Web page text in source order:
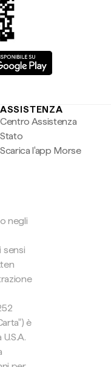
ASSISTENZA
Centro Assistenza
Stato
Scarica l'app Morse
negli
sensi
è